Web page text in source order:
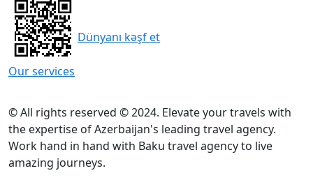
Our services
Dünyanı kəşf et
© All rights reserved © 2024. Elevate your travels with
the expertise of Azerbaijan's leading travel agency.
Work hand in hand with Baku travel agency to live
amazing journeys.